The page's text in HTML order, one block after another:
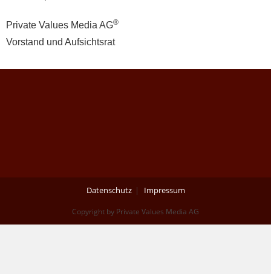
Private Values Media AG®
Vorstand und Aufsichtsrat
Datenschutz Impressum
Copyright by Private Values Media AG